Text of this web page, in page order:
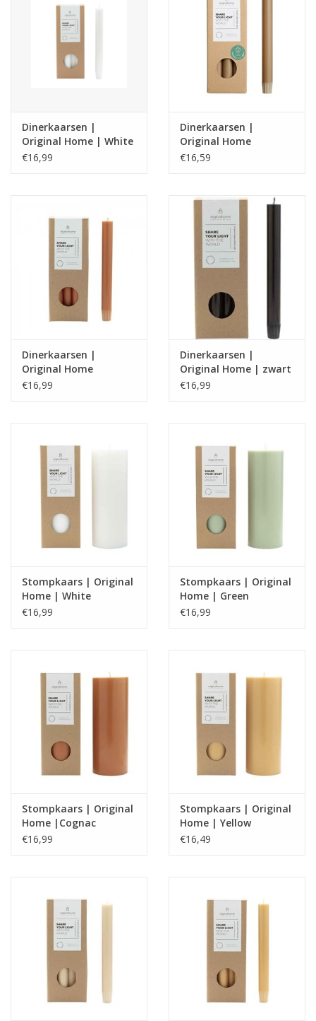
Dinerkaarsen |
Original Home | White
€16,99
Dinerkaarsen |
Original Home
|Chocolate
€16,59
Dinerkaarsen |
Original Home
|Cognac
€16,99
Dinerkaarsen |
Original Home | zwart
€16,99
Stompkaars | Original
Home | White
€16,99
Stompkaars | Original
Home | Green
€16,99
Stompkaars | Original
Home |Cognac
€16,99
Stompkaars | Original
Home | Yellow
€16,49